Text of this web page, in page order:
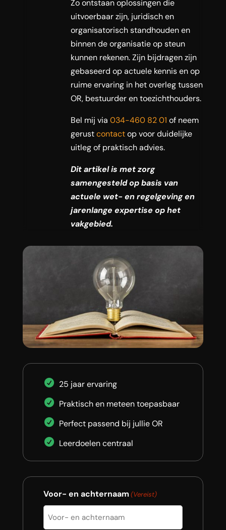
Zo ontstaan oplossingen die
uitvoerbaar zijn, juridisch en
organisatorisch standhouden en
binnen de organisatie op steun
kunnen rekenen. Zijn bijdragen zijn
gebaseerd op actuele kennis en op
ruime ervaring in het overleg tussen
OR, bestuurder en toezichthouders.
Bel mij via 034-460 82 01 of neem
gerustcontactop voor duidelijke
uitleg of praktisch advies.
Dit artikel is met zorg
samengesteld op basis van
actuele wet- en regelgeving en
jarenlange expertise op het
vakgebied.
25 jaar ervaring
Praktisch en meteen toepasbaar
Perfect passend bij jullie OR
Leerdoelen centraal
Voor- en achternaam (Vereist)